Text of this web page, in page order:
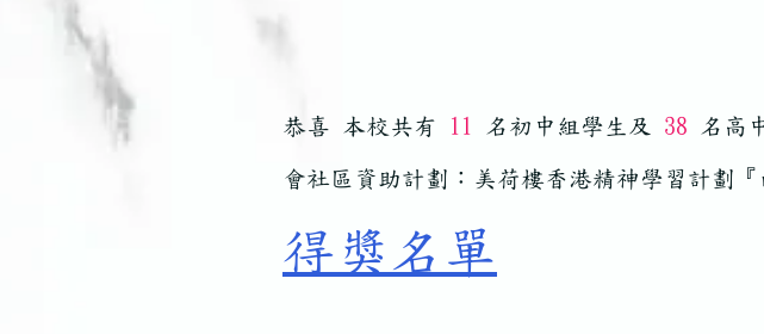
恭喜 本校共有 11 名初中組學生及 38 名高
會社區資助計劃：美荷樓香港精神學習計劃
​得獎名單